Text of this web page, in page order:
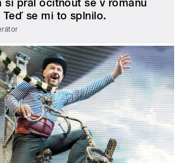
Teď se mi to splnilo.